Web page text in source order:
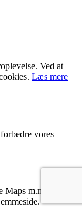
Ved at
Læs mere
vores
m.m til at